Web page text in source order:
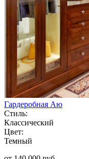
Гардеробная Аю
Стиль:
Классический
Цвет:
Темный